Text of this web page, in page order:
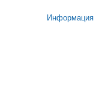
Информация